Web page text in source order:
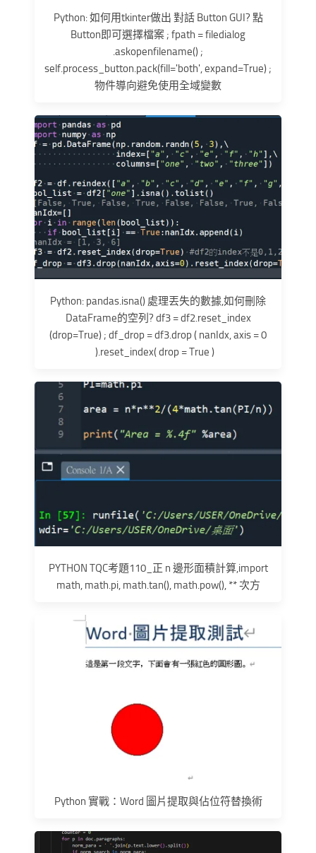
Python: 如何用tkinter做出 對話 Button GUI? 點
Button即可選擇檔案 ; fpath = filedialog
.askopenfilename() ;
self.process_button.pack(fill='both', expand=True) ;
物件導向避免使用全域變數
Python: pandas.isna() 處理丟失的數據,如何刪除
DataFrame的空列? df3 = df2.reset_index
(drop=True) ; df_drop = df3.drop ( nanIdx, axis = 0
).reset_index( drop = True )
PYTHON TQC考題110_正 n 邊形面積計算,import
math, math.pi, math.tan(), math.pow(), ** 次方
Python 實戰：Word 圖片提取與佔位符替換術